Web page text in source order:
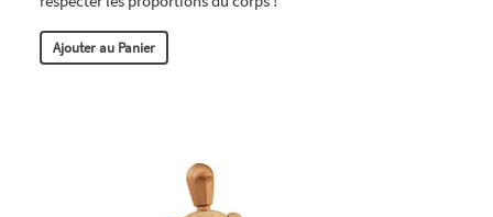
Ajouter au Panier